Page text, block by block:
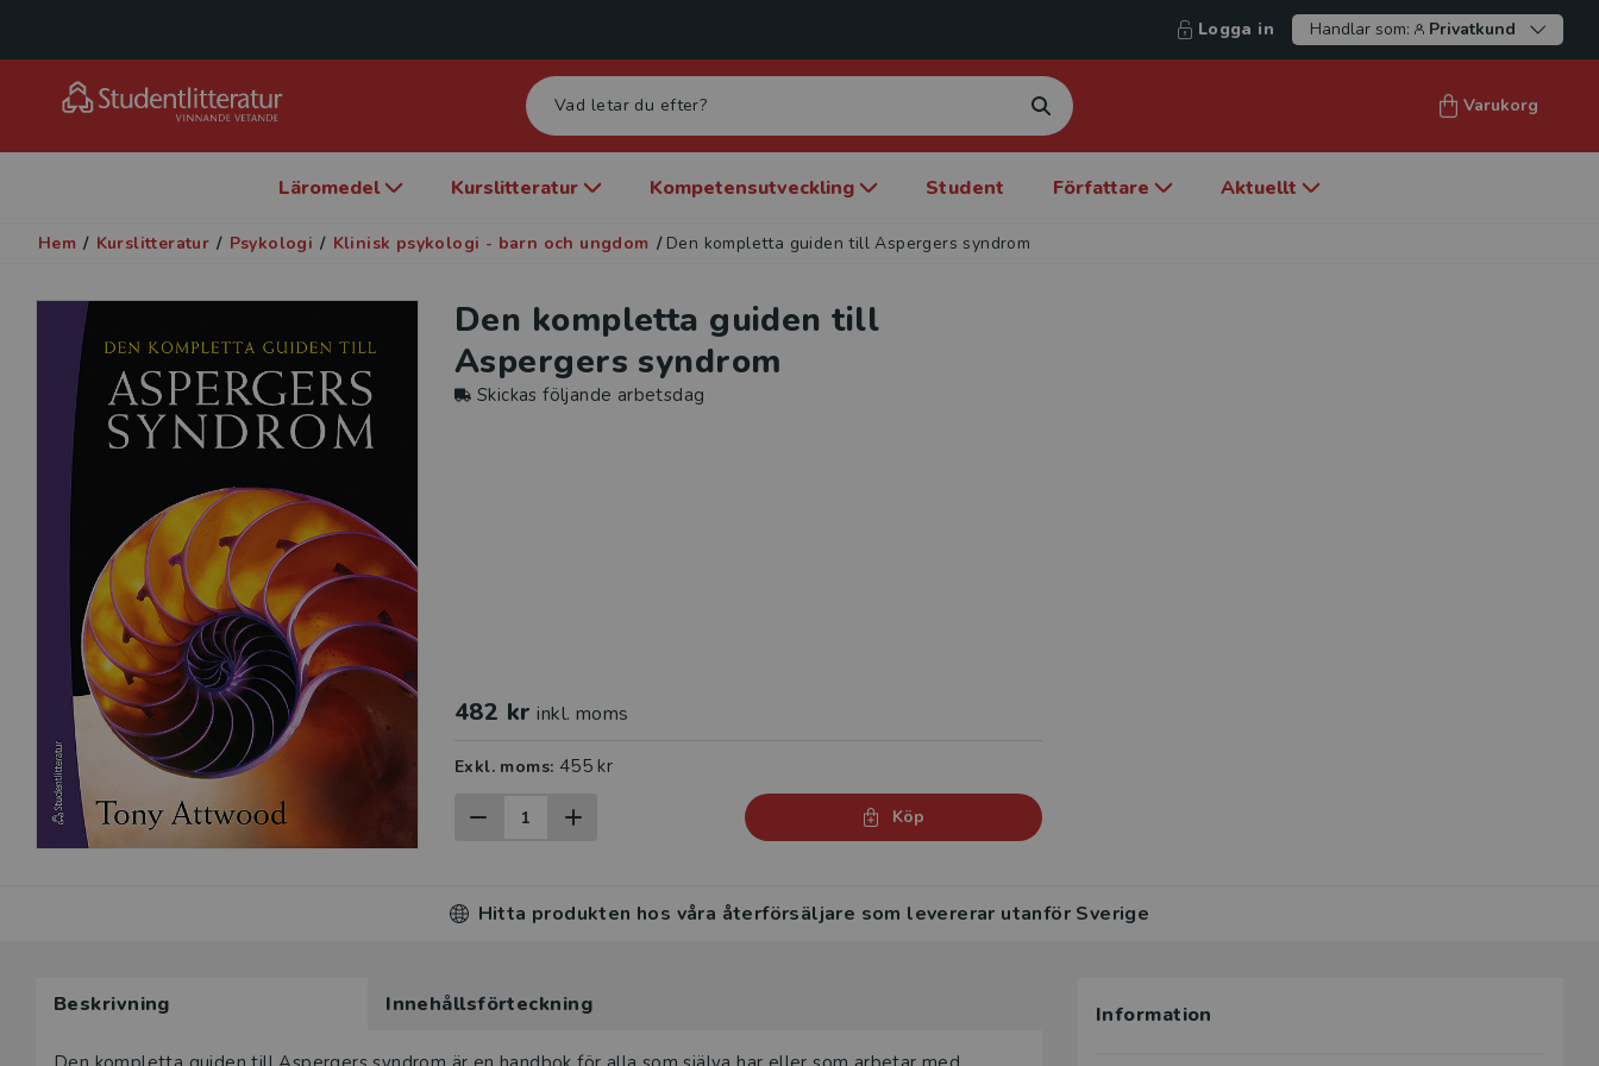
Logga in Handlar som: Privatkund
Varukorg
Läromedel Kurslitteratur Kompetensutveckling Student Författare Aktuellt
Hem / Kurslitteratur / Psykologi / Klinisk psykologi - barn och ungdom / Den kompletta guiden till Aspergers syndrom
Den kompletta guiden till
Aspergers syndrom
Skickas följande arbetsdag
482 kr inkl. moms
Exkl. moms: 455 kr
Köp
Hitta produkten hos våra återförsäljare som levererar utanför Sverige
Beskrivning Innehållsförteckning Information